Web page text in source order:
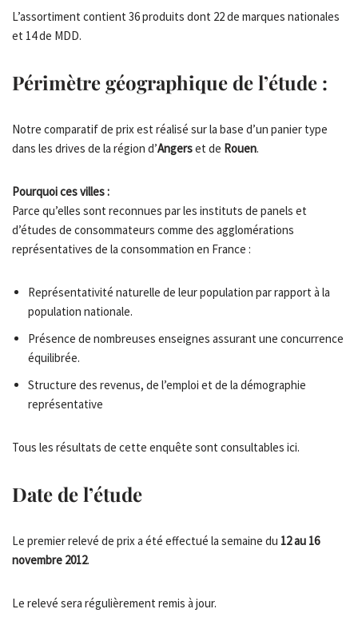
L’assortiment contient 36 produits dont 22 de marques nationales
et 14 de MDD.
Périmètre géographique de l’étude :
Notre comparatif de prix est réalisé sur la base d’un panier type
dans les drives de la région d’Angerset de Rouen.
Pourquoi ces villes :
Parce qu’elles sont reconnues par les instituts de panels et
d’études de consommateurs comme des agglomérations
représentatives de la consommation en France :
Représentativité naturelle de leur population par rapport à la
population nationale.
Présence de nombreuses enseignes assurant une concurrence
équilibrée.
Structure des revenus, de l’emploi et de la démographie
représentative
Tous les résultats de cette enquête sont consultables ici.
Date de l’étude
Le premier relevé de prix a été effectué la semaine du 12 au 16
novembre 2012.
Le relevé sera régulièrement remis à jour.